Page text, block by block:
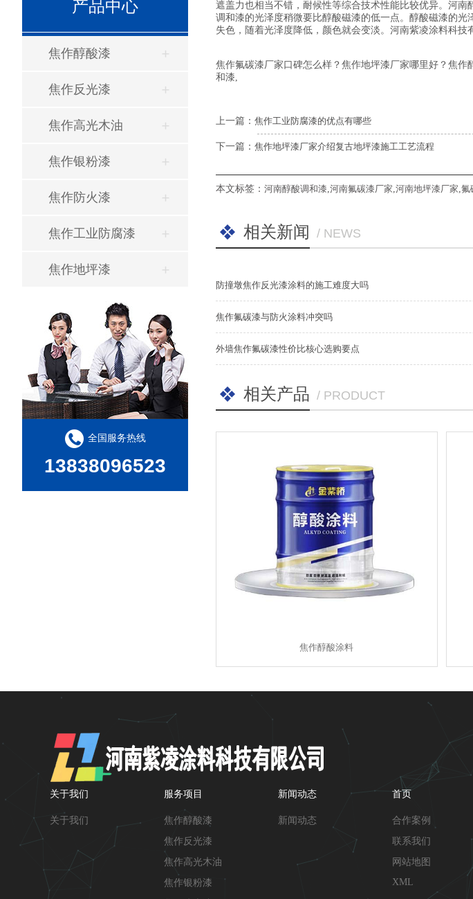
产品中心
焦作醇酸漆
焦作反光漆
焦作高光木油
焦作银粉漆
焦作防火漆
焦作工业防腐漆
焦作地坪漆
全国服务热线
13838096523
遮盖力也相当不错，耐候性等综合技术性能比较优异。河
调和漆的光泽度稍微要比醇酸磁漆的低一点。醇酸磁漆的
失色，随着光泽度降低，颜色就会变淡。河南紫凌涂料科
焦作氟碳漆厂家口碑怎么样？焦作地坪漆厂家哪里好？焦
和漆,
上一篇： 焦作工业防腐漆的优点有哪些
下一篇： 焦作地坪漆厂家介绍复古地坪漆施工工艺流程
本文标签： 河南醇酸调和漆 河南氟碳漆厂家 河南地坪漆厂家 氟
相关新闻 / NEWS
防撞墩焦作反光漆涂料的施工难度大吗
焦作氟碳漆与防火涂料冲突吗
外墙焦作氟碳漆性价比核心选购要点
相关产品 / PRODUCT
焦作醇酸涂料
关于我们
关于我们
服务项目
焦作醇酸漆
焦作反光漆
焦作高光木油
焦作银粉漆
新闻动态
新闻动态
首页
合作案例
联系我们
网站地图
XML